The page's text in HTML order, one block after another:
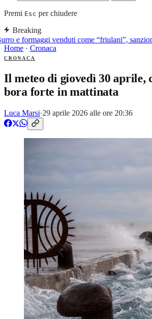
Premi Esc per chiudere
Breaking
e formaggi venduti come “friulani”,
Home · Cronaca
CRONACA
Il meteo di giovedì 30 aprile,
bora forte in mattinata
Luca Marsi·29 aprile 2026 alle ore 20:36